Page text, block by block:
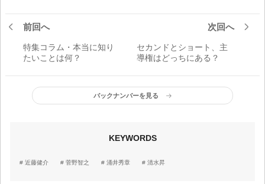
前回へ
特集コラム・本当に知り
たいことは何？
次回へ
セカンドとショート、主
導権はどっちにある？
バックナンバーを見る
KEYWORDS
近藤健介 菅野智之 涌井秀章 清水昇